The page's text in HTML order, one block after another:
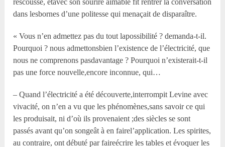
rescousse, etavec son sourire aimable fit rentrer la conversation
dans lesbornes d’une politesse qui menaçait de disparaître.
« Vous n’en admettez pas du tout lapossibilité ? demanda-t-il.
Pourquoi ? nous admettonsbien l’existence de l’électricité, que
nous ne comprenons pasdavantage ? Pourquoi n’existerait-t-il
pas une force nouvelle,encore inconnue, qui…
– Quand l’électricité a été découverte,interrompit Levine avec
vivacité, on n’en a vu que les phénomènes,sans savoir ce qui
les produisait, ni d’où ils provenaient ;des siècles se sont
passés avant qu’on songeât à en fairel’application. Les spirites,
au contraire, ont débuté par faireécrire les tables et évoquer les